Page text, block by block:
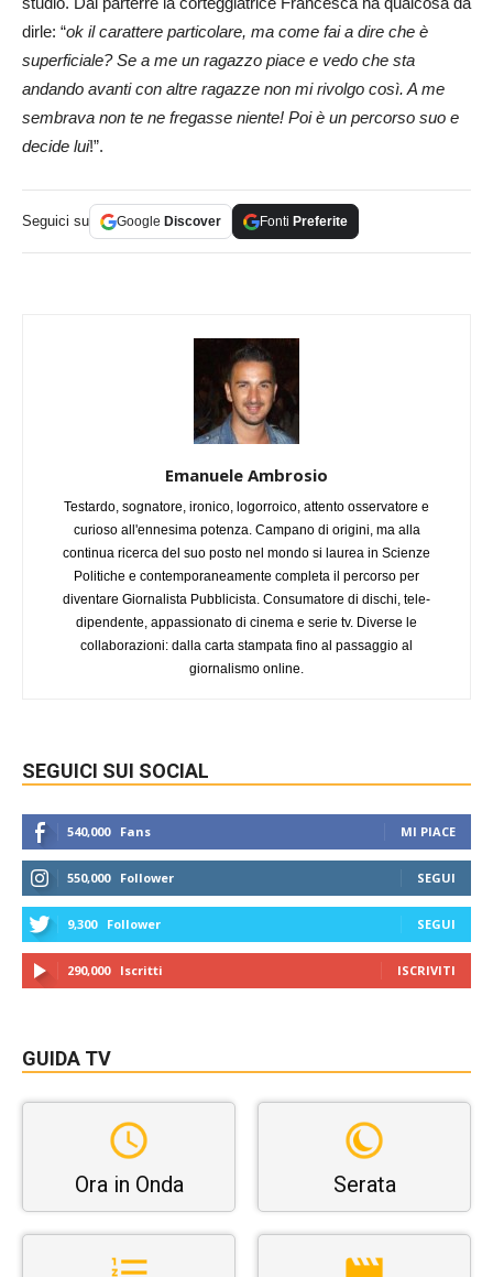
dirle: “ok il carattere particolare, ma come fai a dire che è
superficiale? Se a me un ragazzo piace e vedo che sta
andando avanti con altre ragazze non mi rivolgo così. A me
sembrava non te ne fregasse niente! Poi è un percorso suo e
decide lui!”.
Seguici su Google Discover Fonti Preferite
Emanuele Ambrosio
Testardo, sognatore, ironico, logorroico, attento osservatore e
curioso all'ennesima potenza. Campano di origini, ma alla
continua ricerca del suo posto nel mondo si laurea in Scienze
Politiche e contemporaneamente completa il percorso per
diventare Giornalista Pubblicista. Consumatore di dischi, tele-
dipendente, appassionato di cinema e serie tv. Diverse le
collaborazioni: dalla carta stampata fino al passaggio al
giornalismo online.
SEGUICI SUI SOCIAL
540,000 Fans MI PIACE
550,000 Follower SEGUI
9,300 Follower SEGUI
290,000 Iscritti ISCRIVITI
GUIDA TV
Ora in Onda Serata